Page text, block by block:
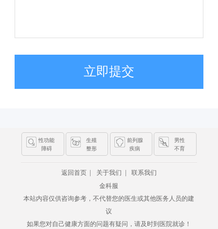
立即提交
性功能
障碍
生殖
整形
前列腺
疾病
男性
不育
返回首页 | 关于我们 |
联系我们
金科服
本站内容仅供咨询参考，不代替您的医生或其他医务人员的建
议
如果您对自己健康方面的问题有疑问，请及时到医院就诊！